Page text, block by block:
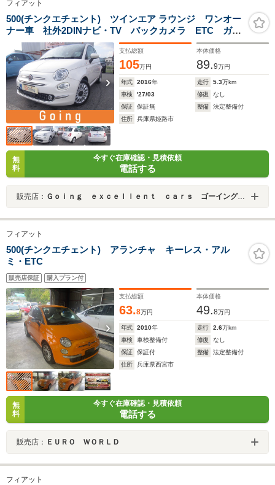
フィアット
500(チンクエチェント) ツインエア ラウンジ ワンオー
ナー車 社外2DINナビ・TV バックカメラ ETC ガラ
スルーフ 後期モデル
支払総額
105万円
本体価格
89.9万円
年式 2016年 走行 5.3万km
車検
'27/03 修復
なし
保証
保証無 整備
法定整備付
住所
兵庫県姫路市
無
料
今すぐ在庫確認・見積依頼
電話する
販売店： Ｇｏｉｎｇ ｅｘｃｅｌｌｅｎｔ ｃａｒｓ ゴーイング エクセレント カーズ
フィアット
500(チンクエチェント) アランチャ キーレス・アル
ミ・ETC
販売店保証 購入プラン付
支払総額
63.8万円
本体価格
49.8万円
年式 2010年 走行 2.6万km
車検
車検整備付 修復
なし
保証
保証付 整備
法定整備付
住所
兵庫県西宮市
無
料
今すぐ在庫確認・見積依頼
電話する
販売店： ＥＵＲＯ ＷＯＲＬＤ
フィアット